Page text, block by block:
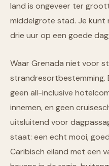
land is ongeveer ter
middelgrote stad. Je kunt
drie uur op een goede
Waar Grenada niet voor
strandresortbestemming.
geen all-inclusive
innemen, en geen
uitsluitend voor
staat: een echt mooi,
Caribisch eiland met een